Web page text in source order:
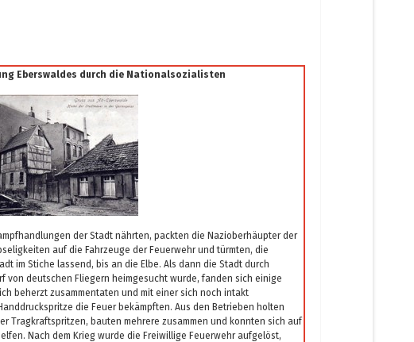
Eberswaldes durch die Nationalsozialisten
der Stadt nährten, packten die Nazioberhäupter der
auf die Fahrzeuge der Feuerwehr und türmten, die
im Stiche lassend, bis an die Elbe. Als dann die Stadt durch
von deutschen Fliegern heimgesucht wurde, fanden sich einige
beherzt zusammentaten und mit einer sich noch intakt
die Feuer bekämpften. Aus den Betrieben holten
Tragkraftspritzen, bauten mehrere zusammen und konnten sich auf
Nach dem Krieg wurde die Freiwillige Feuerwehr aufgelöst,